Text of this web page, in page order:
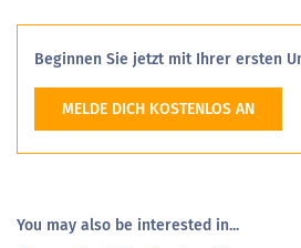
Beginnen Sie jetzt mit Ihrer ersten
MELDE DICH KOSTENLOS AN
You may also be interested in...